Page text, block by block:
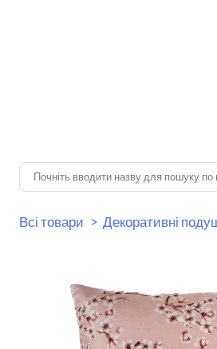
Всі товари Декоративні